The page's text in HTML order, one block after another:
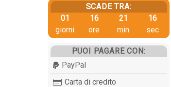
SCADE TRA:
01
giorni
16
ore
21
min
15
sec
PUOI PAGARE CON:
PayPal
Carta di credito